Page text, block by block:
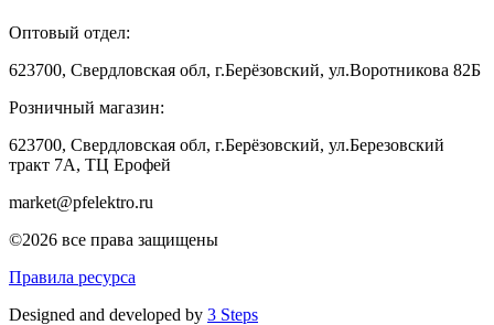
Оптовый отдел:
623700, Свердловская обл, г.Берёзовский, ул.Воротникова 82Б
Розничный магазин:
623700, Свердловская обл, г.Берёзовский, ул.Березовский
тракт 7А, ТЦ Ерофей
market@pfelektro.ru
©2026 все права защищены
Правила ресурса
Designed and developed by 3 Steps